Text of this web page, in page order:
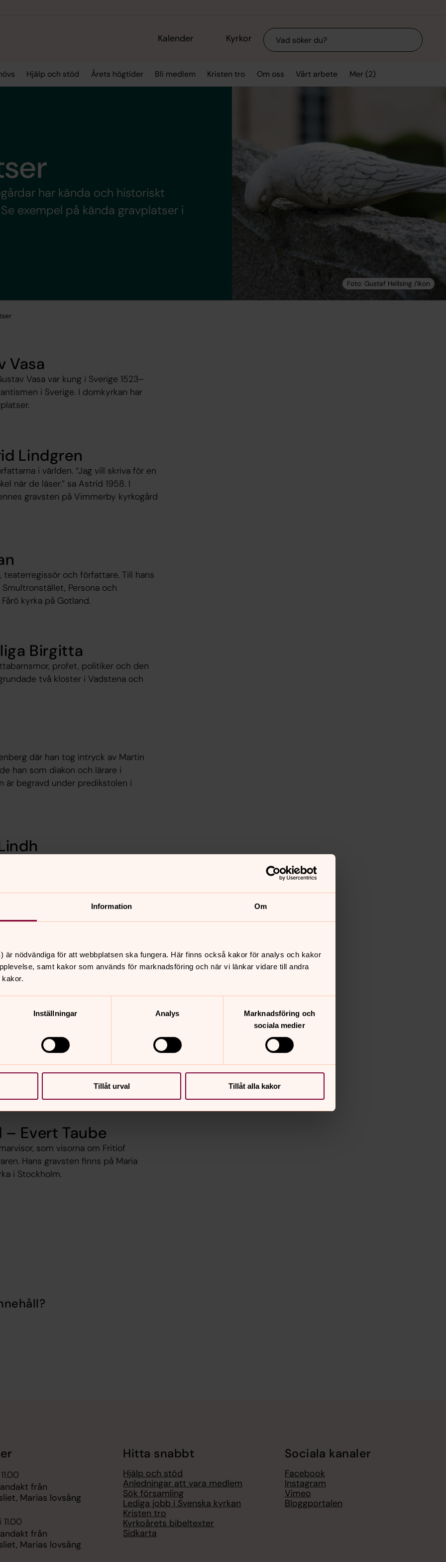
Information Om
är nödvändiga för att webbplatsen ska fungera. Här finns också kakor för analys och kakor
samt kakor som används för marknadsföring och när vi länkar vidare till andra
Inställningar Analys
Marknadsföring och
sociala medier
Tillåt urval Tillåt alla kakor
Kalender Kyrkor Sök
Hjälp och stöd Årets högtider Bli medlem Kristen tro Om oss Vårt arbete Mer (2)
har kända och historiskt
exempel på kända gravplatser i
Vasa
Vasa var kung i Sverige 1523–
i Sverige. I domkyrkan har
Lindgren
i världen. “Jag vill skriva för en
när de läser.” sa Astrid 1958. I
gravsten på Vimmerby kyrkogård
och författare. Till hans
Persona och
kyrka på Gotland.
Birgitta
profet, politiker och den
två kloster i Vadstena och
där han tog intryck av Martin
han som diakon och lärare i
är begravd under predikstolen i
politik. Hon var miljöminister och
46 år blev hon mördad. Hennes
på Södermalm i Stockholm.
Lagerlöf
författare. År 1909 fick hon som
kyrkogård i den stora Lagerlöfska
Celsius
som grundade Sveriges första
sina många bidrag till astronomin är
som idag används i
Uppsala kyrka.
Evert Taube
som visorna om Fritiof
Hans gravsten finns på Maria
i Stockholm.
från
Marias lovsång
från
Marias lovsång
Hitta snabbt
Hjälp och stöd
Anledningar att vara medlem
Sök församling
Lediga jobb i Svenska kyrkan
Kristen tro
Kyrkoårets bibeltexter
Sidkarta
Sociala kanaler
Facebook
Instagram
Vimeo
Bloggportalen